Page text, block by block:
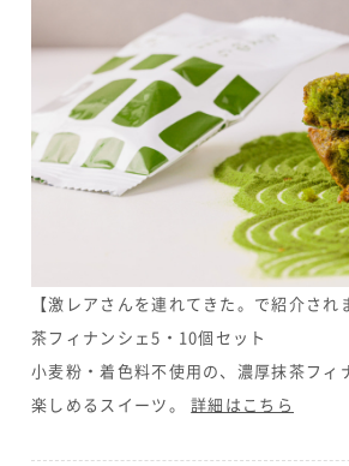
【激レアさんを連れてきた。で紹介さ
茶フィナンシェ5・10個セット
小麦粉・着色料不使用の、濃厚抹茶フィ
楽しめるスイーツ。詳細はこちら